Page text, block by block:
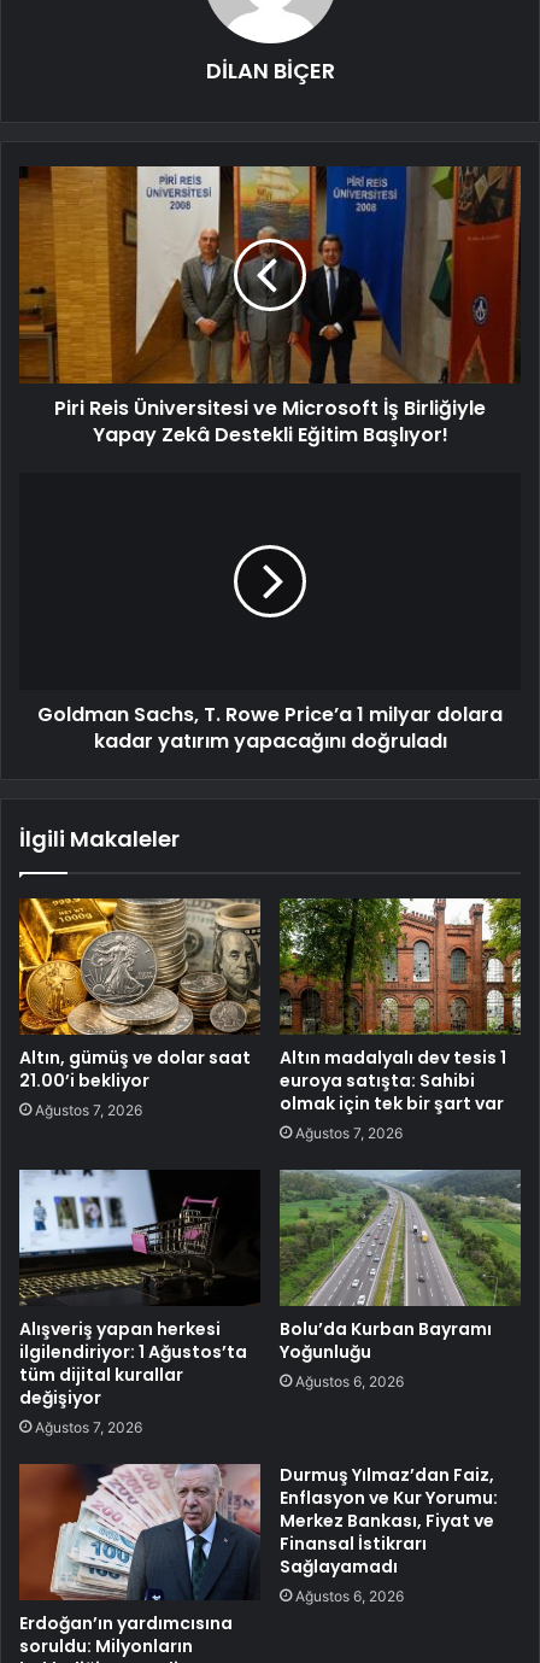
DİLAN BİÇER
Piri Reis Üniversitesi ve Microsoft İş Birliğiyle
Yapay Zekâ Destekli Eğitim Başlıyor!
Goldman Sachs, T. Rowe Price’a 1 milyar dolara
kadar yatırım yapacağını doğruladı
İlgili Makaleler
Altın, gümüş ve dolar saat
21.00’i bekliyor
Ağustos 7, 2026
Altın madalyalı dev tesis 1
euroya satışta: Sahibi
olmak için tek bir şart var
Ağustos 7, 2026
Alışveriş yapan herkesi
ilgilendiriyor: 1 Ağustos’ta
tüm dijital kurallar
değişiyor
Ağustos 7, 2026
Bolu’da Kurban Bayramı
Yoğunluğu
Ağustos 6, 2026
Erdoğan’ın yardımcısına
soruldu: Milyonların
Durmuş Yılmaz’dan Faiz,
Enflasyon ve Kur Yorumu:
Merkez Bankası, Fiyat ve
Finansal İstikrarı
Sağlayamadı
Ağustos 6, 2026